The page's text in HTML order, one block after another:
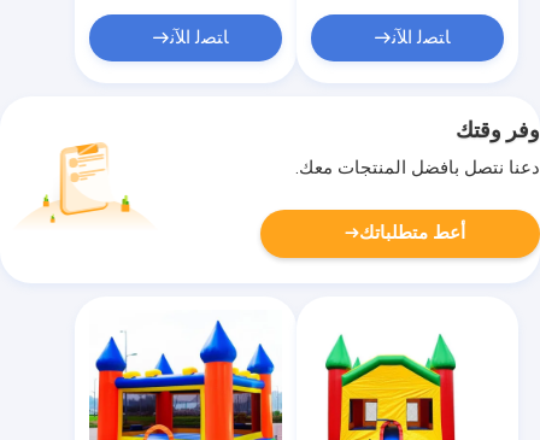
ﺎﺘﺼﻟ ﺍﻶﻧ ﺎﺘﺼﻟ ﺍﻶﻧ
وفر وقتك
دعنا نتصل بأفضل المنتجات معك.
أعط متطلباتك